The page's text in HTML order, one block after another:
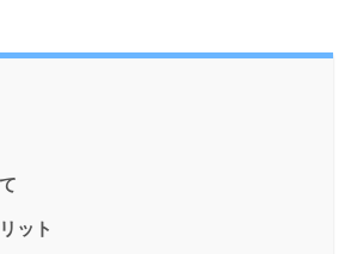
ット